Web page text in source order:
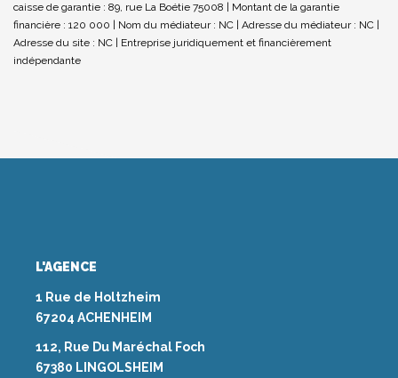
caisse de garantie : 89, rue La Boétie 75008 | Montant de la garantie
financière : 120 000 | Nom du médiateur : NC | Adresse du médiateur : NC |
Adresse du site : NC | Entreprise juridiquement et financièrement
indépendante
L'AGENCE
1 Rue de Holtzheim
67204 ACHENHEIM
112, Rue Du Maréchal Foch
67380 LINGOLSHEIM